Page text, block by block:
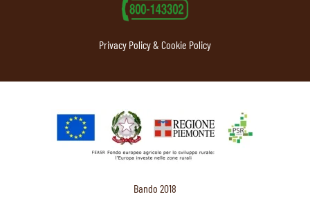
Privacy Policy & Cookie Policy
Bando 2018